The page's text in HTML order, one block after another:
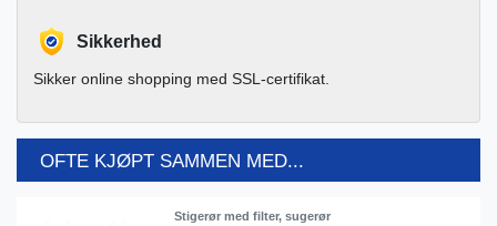
Sikkerhed
Sikker online shopping med SSL-certifikat.
OFTE KJØPT SAMMEN MED...
Stigerør med filter, sugerør